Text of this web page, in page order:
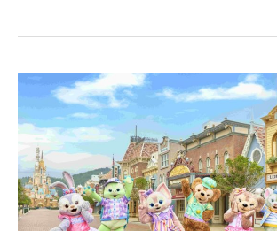
灘
選
五
月
好
去